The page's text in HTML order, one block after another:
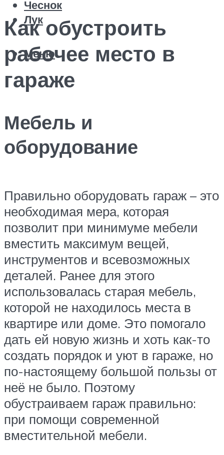
Чеснок
Лук
Меню
Как обустроить
рабочее место в
гараже
Мебель и
оборудование
Правильно оборудовать гараж – это
необходимая мера, которая
позволит при минимуме мебели
вместить максимум вещей,
инструментов и всевозможных
деталей. Ранее для этого
использовалась старая мебель,
которой не находилось места в
квартире или доме. Это помогало
дать ей новую жизнь и хоть как-то
создать порядок и уют в гараже, но
по-настоящему большой пользы от
неё не было. Поэтому
обустраиваем гараж правильно:
при помощи современной
вместительной мебели.